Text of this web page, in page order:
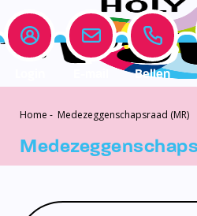
Home
Onze school
Onze school
Documentatie
Leerlingenzorg
Leerlingenzorg
Interne begeleiding
Jeugdprofessional
Actueel
Vakanties en vrije
Agenda
Bellen
Home - Medezeggenschapsraad (MR)